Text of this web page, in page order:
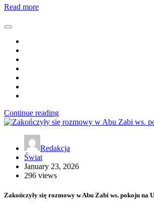
Read more
Continue reading
Redakcja
Świat
January 23, 2026
296 views
Zakończyły się rozmowy w Abu Zabi ws. pokoju na